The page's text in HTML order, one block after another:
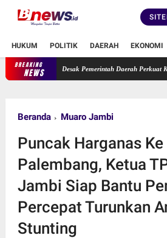
HUKUM POLITIK DAERAH EKONOMI
BREAKING
NEWS
Suryani Desak Pemerintah Daerah Perkuat
Beranda Muaro Jambi
Puncak Harganas
Palembang, Ketua
Jambi Siap Bantu
Percepat Turunkan
Stunting